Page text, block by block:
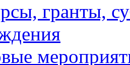
гранты,